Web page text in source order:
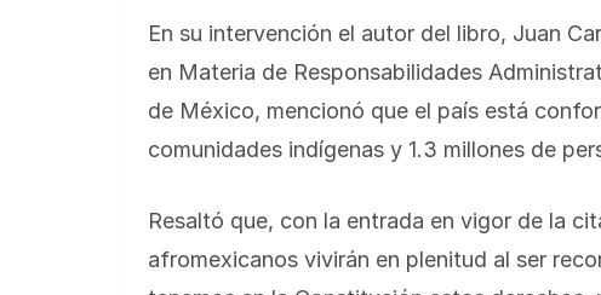
En su intervención el autor del libro, Juan
en Materia de Responsabilidades
de México, mencionó que el país está
comunidades indígenas y 1.3 millones de
Resaltó que, con la entrada en vigor de la
afromexicanos vivirán en plenitud al ser